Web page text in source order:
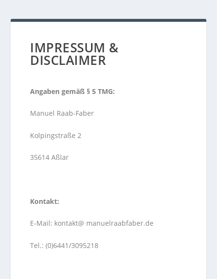
IMPRESSUM &
DISCLAIMER
Angaben gemäß § 5 TMG:
Manuel Raab-Faber
Kolpingstraße 2
35614 Aßlar
Kontakt:
E-Mail: kontakt@ manuelraabfaber.de
Tel.: (0)6441/3095218